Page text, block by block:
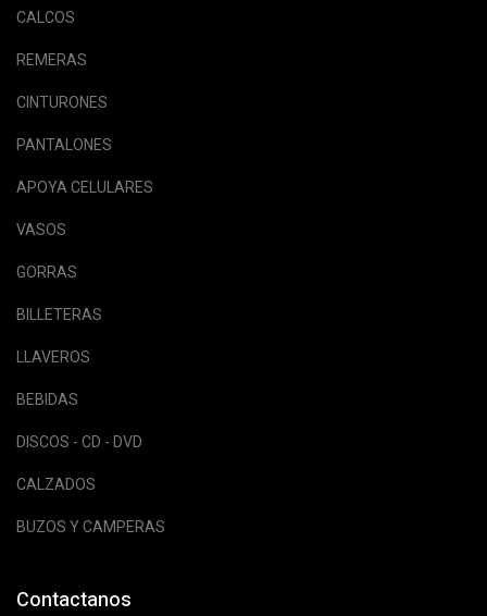
CALCOS
REMERAS
CINTURONES
PANTALONES
APOYA CELULARES
VASOS
GORRAS
BILLETERAS
LLAVEROS
BEBIDAS
DISCOS - CD - DVD
CALZADOS
BUZOS Y CAMPERAS
Contactanos